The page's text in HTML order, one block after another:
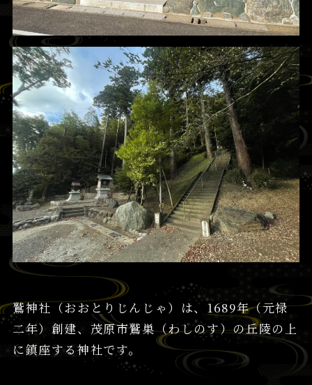
鷲神社（おおとりじんじゃ）は、1689年（元禄
二年）創建、茂原市鷲巣（わしのす）の丘陵の上
に鎮座する神社です。